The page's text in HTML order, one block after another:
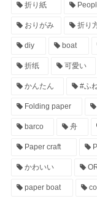
折り紙
おりがみ 折り
diy boat
折纸 可愛い
かんたん #ふ
Folding paper
barco 舟
Paper craft
かわいい
paper boat